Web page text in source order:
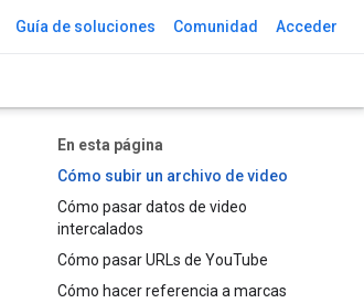
Guía de soluciones Comunidad Acceder
En esta página
Cómo subir un archivo de video
Cómo pasar datos de video
intercalados
Cómo pasar URLs de YouTube
Cómo hacer referencia a marcas